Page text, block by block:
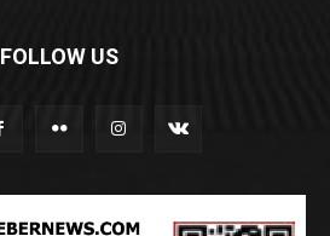
FOLLOW US